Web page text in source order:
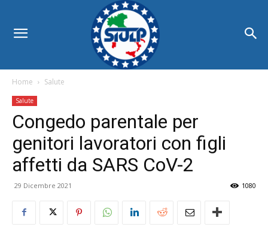
Home Salute
Salute
Congedo parentale per
genitori lavoratori con figli
affetti da SARS CoV-2
29 Dicembre 2021 1080